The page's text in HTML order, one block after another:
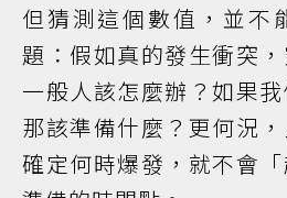
但猜測這個數值，並不
題：假如真的發生衝突
一般人該怎麼辦？如果
那該準備什麼？更何況
確定何時爆發，就不會